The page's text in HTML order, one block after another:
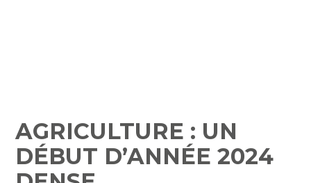
AGRICULTURE : UN
DÉBUT D’ANNÉE 2024